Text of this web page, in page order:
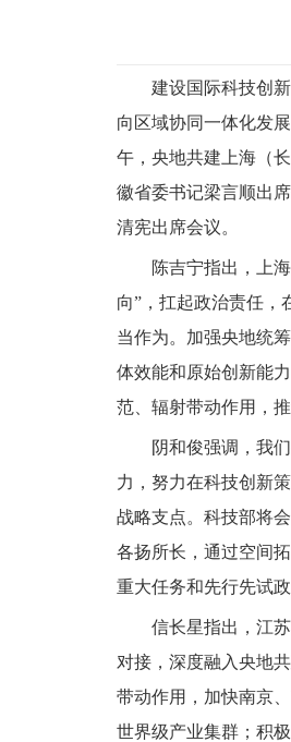
建设国际科技创
向区域协同一体化发
午，央地共建上海（
徽省委书记梁言顺出
清宪出席会议。
陈吉宁指出，上
向”，扛起政治责任，
当作为。加强央地统
体效能和原始创新能
范、辐射带动作用，
阴和俊强调，我
力，努力在科技创新
战略支点。科技部将
各扬所长，通过空间
重大任务和先行先试
信长星指出，江
对接，深度融入央地
带动作用，加快南京
世界级产业集群；积